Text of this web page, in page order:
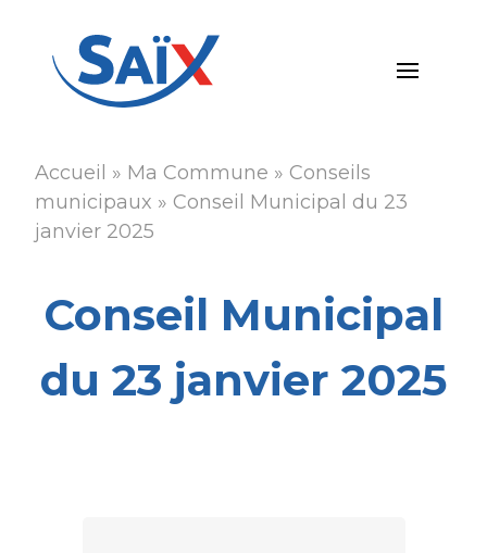
contenu
principal
d'Ariane
Accueil Ma Commune
Conseils
municipaux
Conseil Municipal du 23
janvier 2025
Conseil Municipal
du 23 janvier 2025